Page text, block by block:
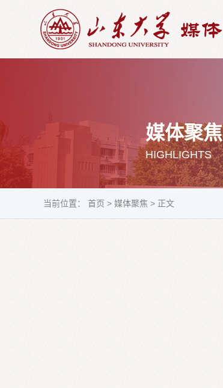
媒体聚焦
HIGHLIGHTS
当前位置： 首页 > 媒体聚焦 > 正文